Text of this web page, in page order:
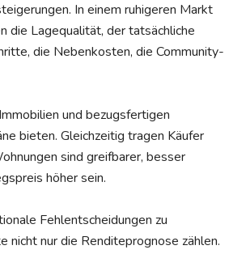
In einem ruhigeren Markt
die Lagequalität, der tatsächliche
die Nebenkosten, die Community-
und bezugsfertigen
bieten. Gleichzeitig tragen Käufer
sind greifbarer, besser
höher sein.
Fehlentscheidungen zu
nicht nur die Renditeprognose zählen.